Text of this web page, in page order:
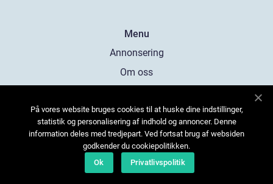
Menu
Annonsering
Om oss
Kontakta oss
Sitemap
På vores website bruges cookies til at huske dine indstillinger,
statistik og personalisering af indhold og annoncer. Denne
information deles med tredjepart. Ved fortsat brug af websiden
godkender du cookiepolitikken.
Ok
Privatlivspolitik